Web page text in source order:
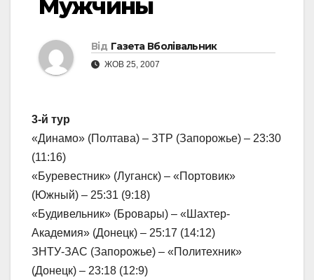
Мужчины
Від Газета Вболівальник
ЖОВ 25, 2007
3-й тур
«Динамо» (Полтава) – ЗТР (Запорожье) – 23:30
(11:16)
«Буревестник» (Луганск) – «Портовик»
(Южный) – 25:31 (9:18)
«Будивельник» (Бровары) – «Шахтер-
Академия» (Донецк) – 25:17 (14:12)
ЗНТУ-ЗАС (Запорожье) – «Политехник»
(Донецк) – 23:18 (12:9)